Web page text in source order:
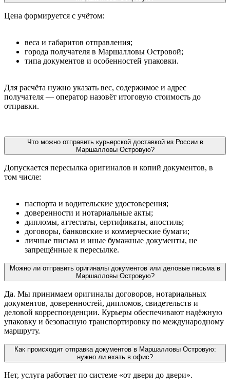
Цена формируется с учётом:
веса и габаритов отправления;
города получателя в Маршалловы Островой;
типа документов и особенностей упаковки.
Для расчёта нужно указать вес, содержимое и адрес
получателя — оператор назовёт итоговую стоимость до
отправки.
Что можно отправить курьерской доставкой из России в
Маршалловы Островую?
Допускается пересылка оригиналов и копий документов, в
том числе:
паспорта и водительские удостоверения;
доверенности и нотариальные акты;
дипломы, аттестаты, сертификаты, апостиль;
договоры, банковские и коммерческие бумаги;
личные письма и иные бумажные документы, не
запрещённые к пересылке.
Можно ли отправить оригиналы документов или деловые письма в
Маршалловы Островую?
Да. Мы принимаем оригиналы договоров, нотариальных
документов, доверенностей, дипломов, свидетельств и
деловой корреспонденции. Курьеры обеспечивают надёжную
упаковку и безопасную транспортировку по международному
маршруту.
Как происходит отправка документов в Маршалловы Островую:
нужно ли ехать в офис?
Нет, услуга работает по системе «от двери до двери».